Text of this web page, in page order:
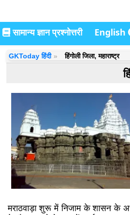
सामान्य ज्ञान प्रश्नोत्तरी English
GKToday हिंदी हिंगोली जिला, महाराष्ट्र
मराठवाड़ा शुरू में निजाम के शासन के